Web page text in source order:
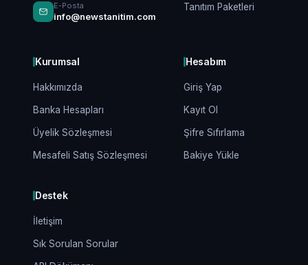
E-Posta
info@newstanitim.com
Tanıtım Paketleri
Kurumsal
Hakkımızda
Banka Hesapları
Üyelik Sözleşmesi
Mesafeli Satış Sözleşmesi
Hesabım
Giriş Yap
Kayıt Ol
Şifre Sıfırlama
Bakiye Yükle
Destek
İletişim
Sık Sorulan Sorular